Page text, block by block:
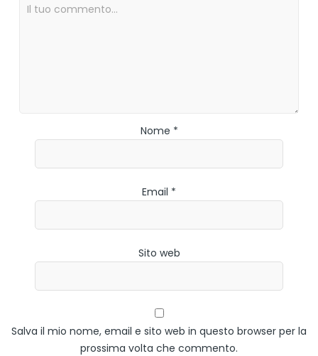
Nome *
Email *
Sito web
Salva il mio nome, email e sito web in questo browser per la
prossima volta che commento.